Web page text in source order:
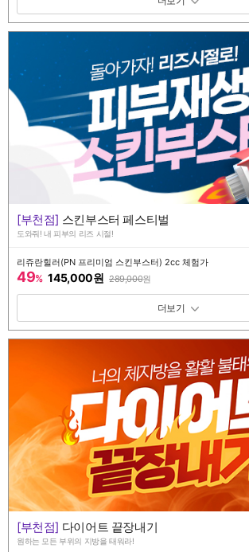
[부천점] 스킨부스터 페스티벌
도와줘! 내 피부의 리즈 시절!
리쥬란힐러(PN 프리미엄 스킨부스터) 2cc 체험가
49% 145,000원 289,000원
패키지 보기 토글
[부천점] 다이어트 끝장내기
원하는 모든 부위의 지방을 태워라!